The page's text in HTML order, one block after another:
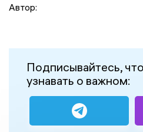
Автор:
Подписывайтесь,
узнавать о важном: